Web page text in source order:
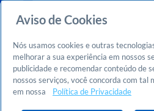
Telefone:
0800 570 0800
Whatsapp e Telegram:
(21)96576-7825
Ouvidoria:
CNPJ:
29.737.103/0001-10
Sebrae Inteligência de
Dúvidas? Consulte o FAQOu entre em contato conosco:
Aviso de Cookies
Nós usamos cookies e outras
melhorar a sua experiência em nossos
publicidade e recomendar conteúdo de
nossos serviços, você concorda com
em nossa
Política de Privacidade